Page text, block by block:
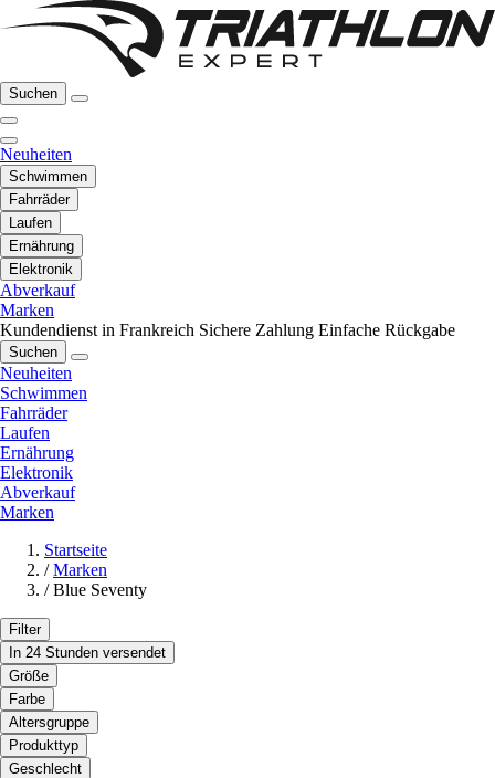
Suchen
Neuheiten
Schwimmen
Fahrräder
Laufen
Ernährung
Elektronik
Abverkauf
Marken
Kundendienst in Frankreich Sichere Zahlung Einfache Rückgabe
Suchen
Neuheiten
Schwimmen
Fahrräder
Laufen
Ernährung
Elektronik
Abverkauf
Marken
Startseite
/ Marken
/ Blue Seventy
Filter
In 24 Stunden versendet
Größe
Farbe
Altersgruppe
Produkttyp
Geschlecht